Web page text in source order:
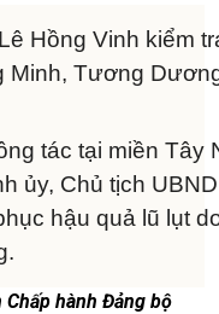
Hồng Vinh kiểm
Minh, Tương
tác tại miền Tây
ủy, Chủ tịch
hậu quả lũ lụt
hành Đảng bộ